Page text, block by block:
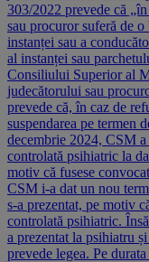
303/2022 prevede că
sau procuror suferă de
instanței sau a
al instanței sau
Consiliului Superior al
judecătorului sau
prevede că, în caz de
suspendarea pe termen
decembrie 2024, CSM
controlată psihiatric la
motiv că fusese
CSM i-a dat un nou
s-a prezentat, pe motiv
controlată psihiatric.
a prezentat la psihiatru
prevede legea. Pe